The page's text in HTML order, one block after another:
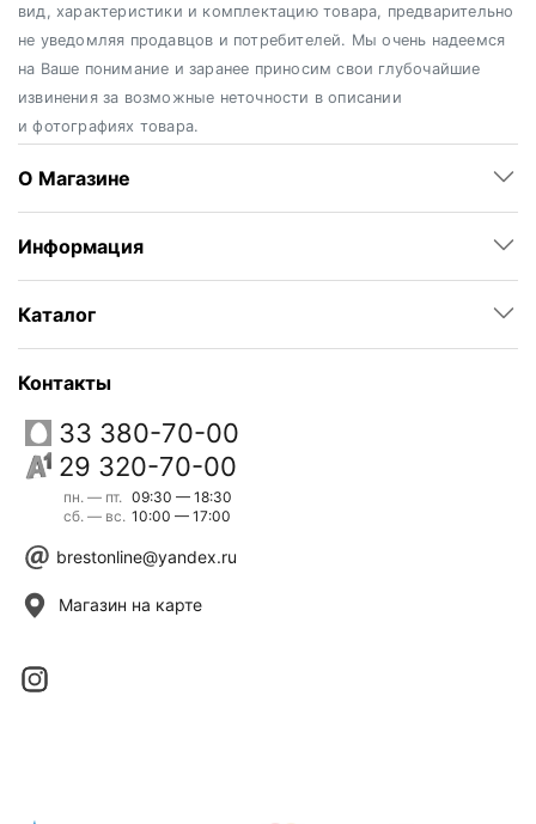
вид, характеристики и комплектацию товара, предварительно
не уведомляя продавцов и потребителей. Мы очень надеемся
на Ваше понимание и заранее приносим свои глубочайшие
извинения за возможные неточности в описании
и фотографиях товара.
О Магазине
Информация
Каталог
Контакты
33 380-70-00
29 320-70-00
пн. — пт.
сб. — вс.
09:30 — 18:30
10:00 — 17:00
brestonline@yandex.ru
Магазин на карте